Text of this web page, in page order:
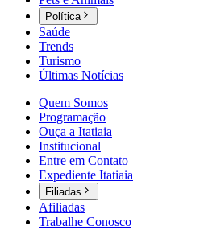
Política
Saúde
Trends
Turismo
Últimas Notícias
Quem Somos
Programação
Ouça a Itatiaia
Institucional
Entre em Contato
Expediente Itatiaia
Filiadas
Afiliadas
Trabalhe Conosco